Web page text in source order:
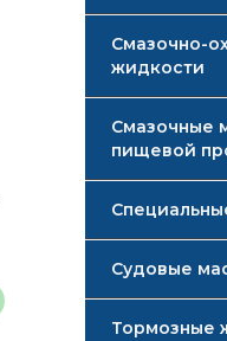
Смазочно-
жидкости
Смазочные
пищевой
Судовые
Тормозные